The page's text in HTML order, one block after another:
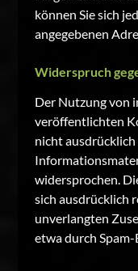
können Sie sich
angegebenen
Widerspruch
Der Nutzung von
veröffentlichten
nicht
widersprochen.
sich ausdrücklich
unverlangten
etwa durch